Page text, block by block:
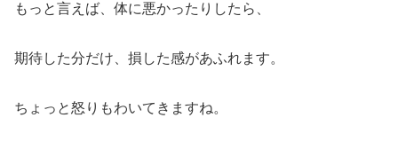
もっと言えば、体に悪かったりしたら、
期待した分だけ、損した感があふれます。
ちょっと怒りもわいてきますね。